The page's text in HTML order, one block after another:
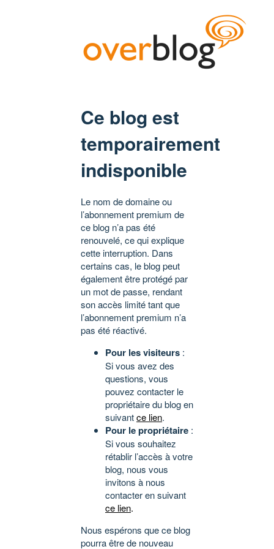
Ce blog est
temporairement
indisponible
Le nom de domaine ou
l’abonnement premium de
ce blog n’a pas été
renouvelé, ce qui explique
cette interruption. Dans
certains cas, le blog peut
également être protégé par
un mot de passe, rendant
son accès limité tant que
l’abonnement premium n’a
pas été réactivé.
Pour les visiteurs :
Si vous avez des
questions, vous
pouvez contacter le
propriétaire du blog en
suivantce lien.
Pour le propriétaire :
Si vous souhaitez
rétablir l’accès à votre
blog, nous vous
invitons à nous
contacter en suivant
ce lien.
Nous espérons que ce blog
pourra être de nouveau